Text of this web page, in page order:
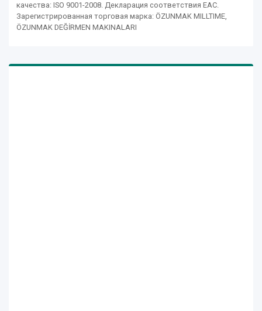
качества: ISO 9001-2008. Декларация соответствия ЕАС.
Зарегистрированная торговая марка: ÖZUNMAK MILLTIME,
ÖZUNMAK DEĞİRMEN MAKINALARI